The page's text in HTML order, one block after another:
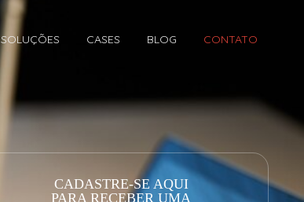
SOLUÇÕES CASES BLOG CONTATO
CADASTRE-SE AQUI
PARA RECEBER UMA